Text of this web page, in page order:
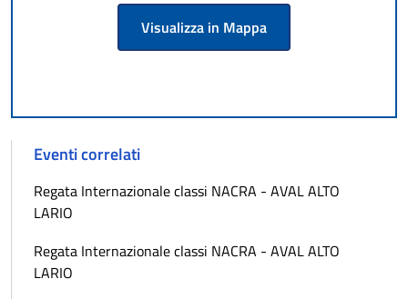
Visualizza in Mappa
Eventi correlati
Regata Internazionale classi NACRA - AVAL ALTO
LARIO
Regata Internazionale classi NACRA - AVAL ALTO
LARIO